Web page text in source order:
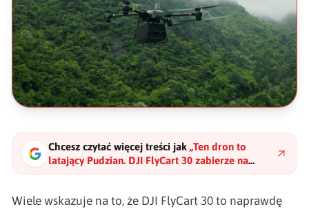
Chcesz czytać więcej treści jak „Ten dron to
latający Pudzian. DJI FlyCart 30 zabierze na
pokład nawet 40 kg"?
Wiele wskazuje na to, że DJI FlyCart 30 to naprawdę